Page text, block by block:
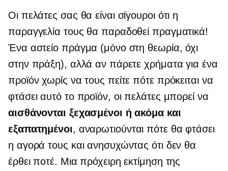
Οι πελάτες σας θα είναι σίγουροι ότι η
παραγγελία τους θα παραδοθεί πραγματικά!
Ένα αστείο πράγμα (μόνο στη θεωρία, όχι
στην πράξη), αλλά αν πάρετε χρήματα για ένα
προϊόν χωρίς να τους πείτε πότε πρόκειται να
φτάσει αυτό το προϊόν, οι πελάτες μπορεί να
αισθάνονται ξεχασμένοι ή ακόμα και
εξαπατημένοι, αναρωτιούνται πότε θα φτάσει
η αγορά τους και ανησυχώντας ότι δεν θα
έρθει ποτέ. Μια πρόχειρη εκτίμηση της